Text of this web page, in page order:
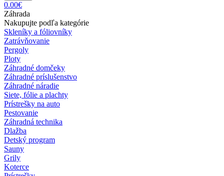
0.00€
Záhrada
Nakupujte podľa kategórie
Skleníky a fóliovníky
Zatrávňovanie
Pergoly
Ploty
Záhradné domčeky
Záhradné príslušenstvo
Záhradné náradie
Siete, fólie a plachty
Prístrešky na auto
Pestovanie
Záhradná technika
Dlažba
Detský program
Sauny
Grily
Koterce